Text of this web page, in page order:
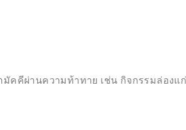
คีผ่านความท้าทาย เช่น กิจกรรมล่องแ